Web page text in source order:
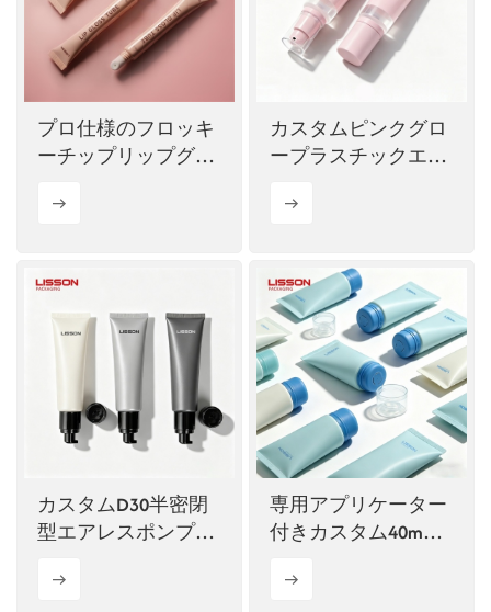
プロ仕様のフロッキ
ーチップリップグロ
カスタムピンクグロ
ープラスチックエア
カスタムD30半密閉
型エアレスポンプチ
ージ
専用アプリケーター
付きカスタム40mm
ーブ